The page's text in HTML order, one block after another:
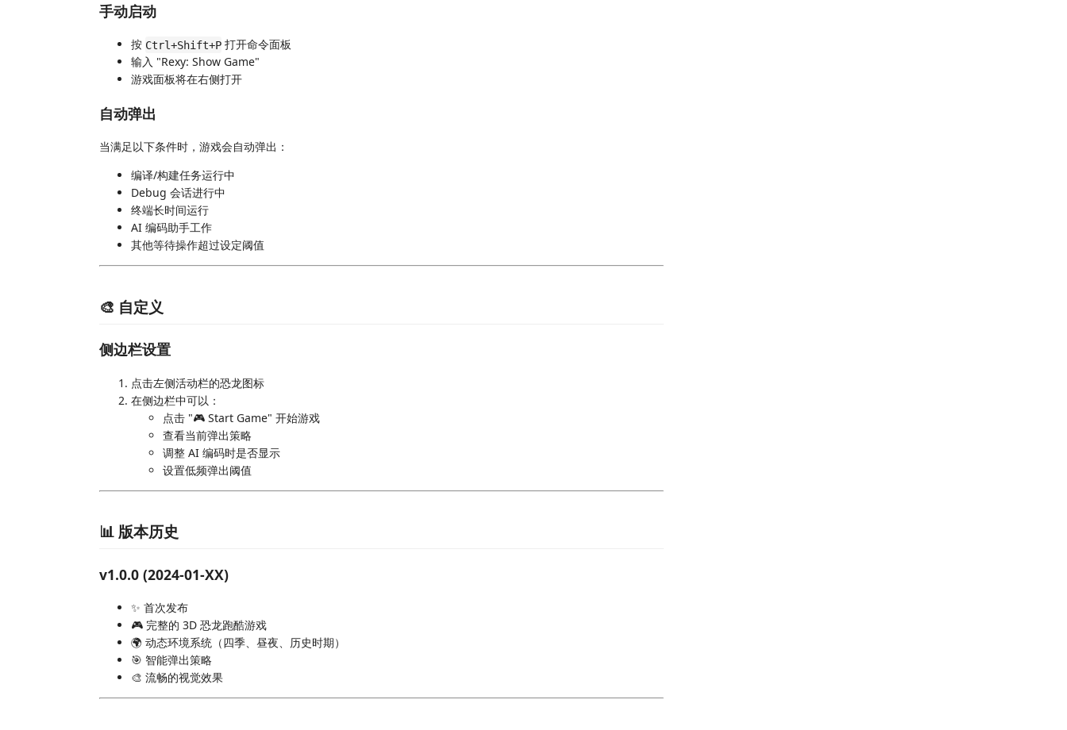
手动启动
按 Ctrl+Shift+P 打开命令面板
输入 "Rexy: Show Game"
游戏面板将在右侧打开
自动弹出
当满足以下条件时，游戏会自动弹出：
编译/构建任务运行中
Debug 会话进行中
终端长时间运行
AI 编码助手工作
其他等待操作超过设定阈值
🎨 自定义
侧边栏设置
点击左侧活动栏的恐龙图标
在侧边栏中可以：
点击 "🎮 Start Game" 开始游戏
查看当前弹出策略
调整 AI 编码时是否显示
设置低频弹出阈值
📊 版本历史
v1.0.0 (2024-01-XX)
✨ 首次发布
🎮 完整的 3D 恐龙跑酷游戏
🌍 动态环境系统（四季、昼夜、历史时期）
🎯 智能弹出策略
🎨 流畅的视觉效果